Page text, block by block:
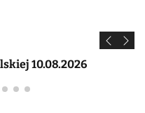
10.08.2026